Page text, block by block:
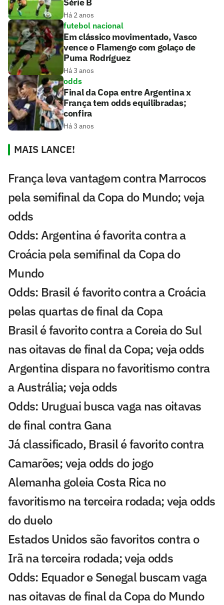
Série B
Há 2 anos
futebol nacional
Em clássico movimentado, Vasco
vence o Flamengo com golaço de
Puma Rodríguez
Há 3 anos
odds
Final da Copa entre Argentina x
França tem odds equilibradas;
confira
Há 3 anos
MAIS LANCE!
França leva vantagem contra Marrocos
pela semifinal da Copa do Mundo; veja
odds
Odds: Argentina é favorita contra a
Croácia pela semifinal da Copa do
Mundo
Odds: Brasil é favorito contra a Croácia
pelas quartas de final da Copa
Brasil é favorito contra a Coreia do Sul
nas oitavas de final da Copa; veja odds
Argentina dispara no favoritismo contra
a Austrália; veja odds
Odds: Uruguai busca vaga nas oitavas
de final contra Gana
Já classificado, Brasil é favorito contra
Camarões; veja odds do jogo
Alemanha goleia Costa Rica no
favoritismo na terceira rodada; veja odds
do duelo
Estados Unidos são favoritos contra o
Irã na terceira rodada; veja odds
Odds: Equador e Senegal buscam vaga
nas oitavas de final da Copa do Mundo